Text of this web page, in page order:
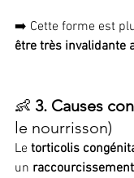
➡️ Cette forme est
être très invalidante
👶 3. Causes
le nourrisson)
Le torticolis
un